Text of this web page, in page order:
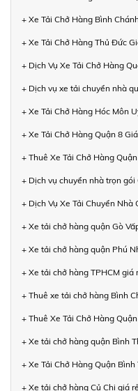
+ Xe Tải Chở Hàng Bình
+ Xe Tải Chở Hàng Thủ Đức
+ Dịch Vụ Xe Tải Chở Hàng
+ Dịch vụ xe tải chuyển nhà
+ Xe Tải Chở Hàng Hóc Môn
+ Xe Tải Chở Hàng Quận 8
+ Thuê Xe Tải Chở Hàng
+ Dịch vụ chuyển nhà trọn
+ Dịch Vụ Xe Tải Chuyển Nhà
+ Xe tải chở hàng quận Gò
+ Xe tải chở hàng quận Phú
+ Xe tải chở hàng TPHCM
+ Thuê xe tải chở hàng Bình
+ Thuê Xe Tải Chở Hàng
+ Xe tải chở hàng quận Bình
+ Xe Tải Chở Hàng Quận Bình
+ Xe tải chở hàng Củ Chi giá